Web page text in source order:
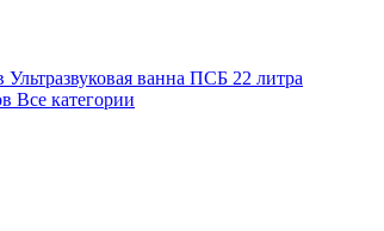
Ультразвуковая ванна ПСБ 22 литра
Все категории